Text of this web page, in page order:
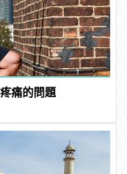
痛的問題